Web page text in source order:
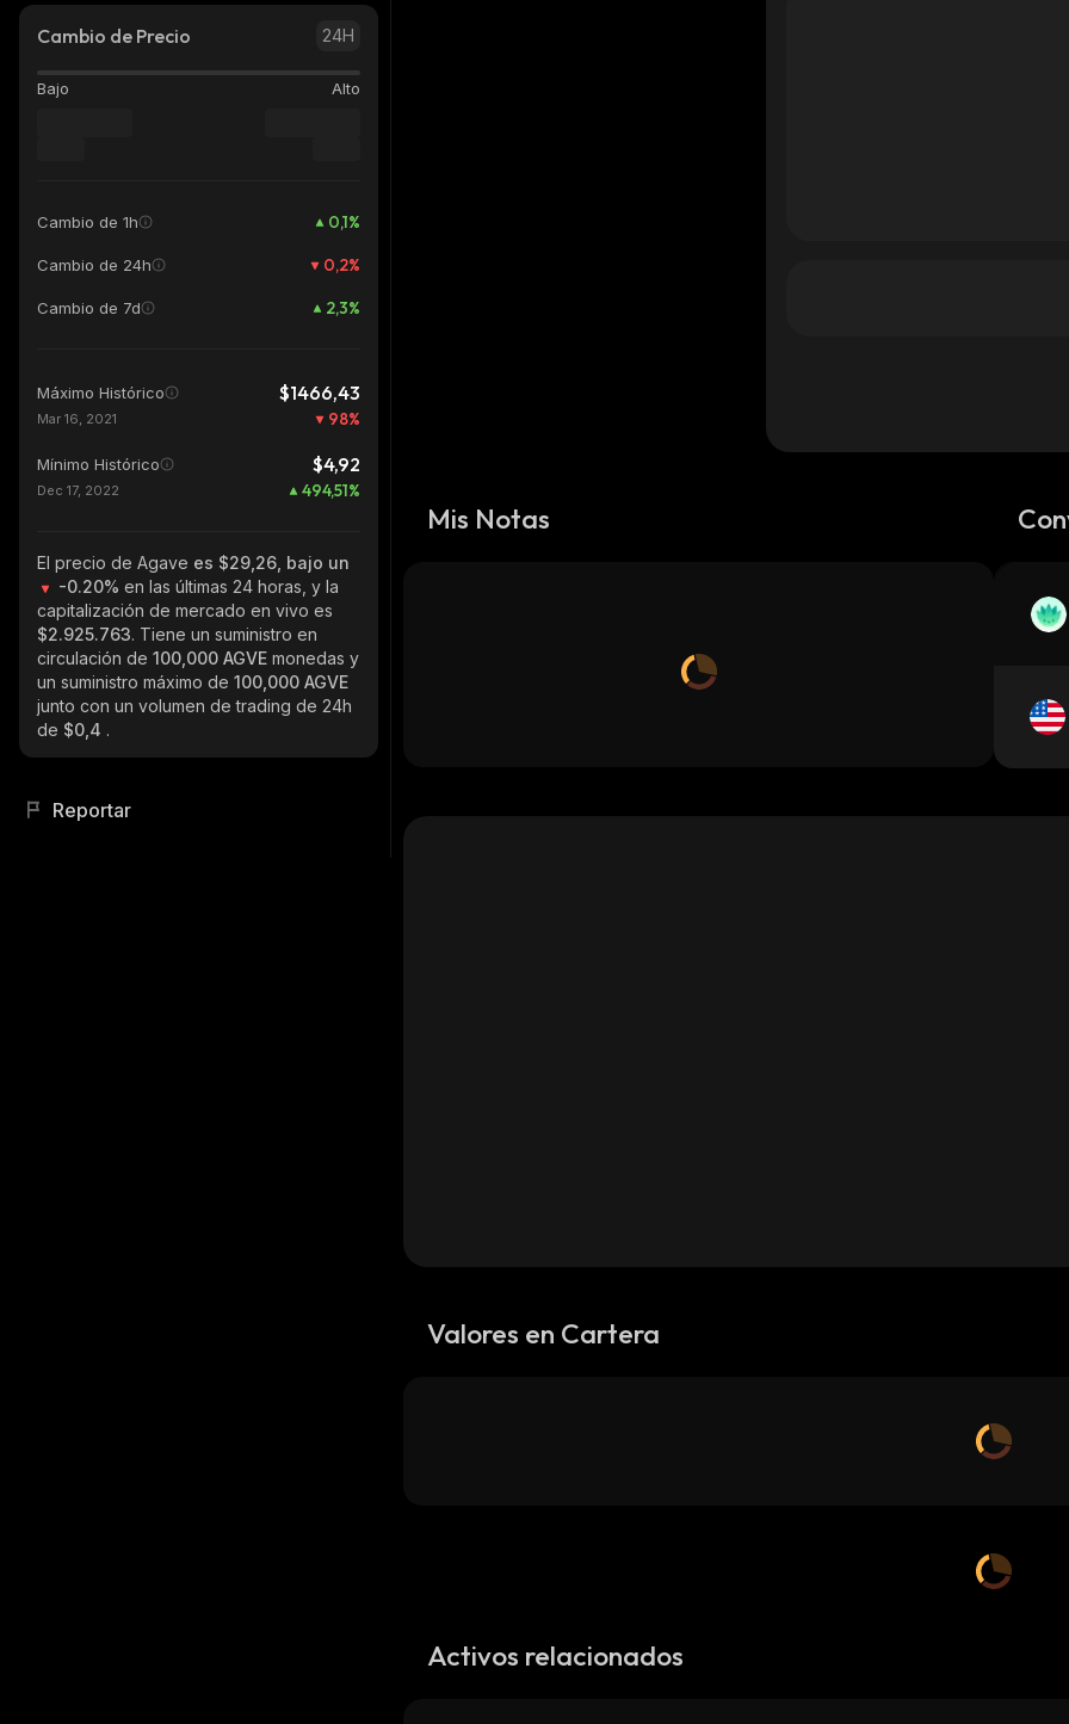
Cambio de Precio 24H
Bajo Alto
Cambio de 1h 0,1%
Cambio de 24h 0,2%
Cambio de 7d 2,3%
Máximo Histórico $1466,43
Mar 16, 2021 98%
Mínimo Histórico $4,92
Dec 17, 2022 494,51%
El precio de Agave es $29,26, bajo un
-0.20% en las últimas 24 horas, y la
capitalización de mercado en vivo es
$2.925.763. Tiene un suministro en
circulación de 100,000 AGVE monedas y
un suministro máximo de 100,000 AGVE
junto con un volumen de trading de 24h
de $0,4 .
Reportar
Mis Notas
Valores en Cartera
Activos relacionados